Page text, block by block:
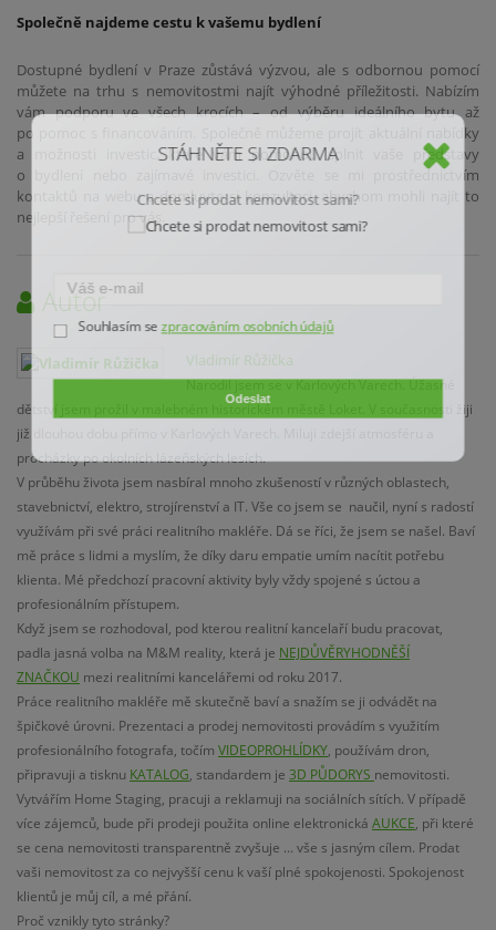
Společně najdeme cestu k vašemu bydlení
Dostupné bydlení v Praze zůstává výzvou, ale s odbornou pomocí
můžete na trhu s nemovitostmi najít výhodné příležitosti. Nabízím
vám podporu ve všech krocích – od výběru ideálního bytu až
po pomoc s financováním. Společně můžeme projít aktuální nabídky
a možnosti investic, které vám pomohou splnit vaše představy
o bydlení nebo zajímavé investici. Ozvěte se mi prostřednictvím
kontaktů na webu a domluvte si konzultaci, abychom mohli najít to
nejlepší řešení pro vás.
Autor
Vladimír Růžička
Narodil jsem se v Karlových Varech. Úžasné
dětství jsem prožil v malebném historickém městě Loket. V současnosti žiji
již dlouhou dobu přímo v Karlových Varech. Miluji zdejší atmosféru a
procházky po okolních lázeňských lesích.
V průběhu života jsem nasbíral mnoho zkušeností v různých oblastech,
stavebnictví, elektro, strojírenství a IT. Vše co jsem se naučil, nyní s radostí
využívám při své práci realitního makléře. Dá se říci, že jsem se našel. Baví
mě práce s lidmi a myslím, že díky daru empatie umím nacítit potřebu
klienta. Mé předchozí pracovní aktivity byly vždy spojené s úctou a
profesionálním přístupem.
Když jsem se rozhodoval, pod kterou realitní kancelaří budu pracovat,
padla jasná volba na M&M reality, která je NEJDŮVĚRYHODNĚŠÍ
ZNAČKOU mezi realitními kancelářemi od roku 2017.
Práce realitního makléře mě skutečně baví a snažím se ji odvádět na
špičkové úrovni. Prezentaci a prodej nemovitosti provádím s využitím
profesionálního fotografa, točím VIDEOPROHLÍDKY , používám dron,
připravuji a tisknu KATALOG , standardem je 3D PŮDORYS nemovitosti.
Vytvářím Home Staging, pracuji a reklamuji na sociálních sítích. V případě
více zájemců, bude při prodeji použita online elektronická AUKCE , při které
se cena nemovitosti transparentně zvyšuje ... vše s jasným cílem. Prodat
vaši nemovitost za co nejvyšší cenu k vaší plné spokojenosti. Spokojenost
klientů je můj cíl, a mé přání.
Proč vznikly tyto stránky?
STÁHNĚTE SI ZDARMA
Chcete si prodat nemovitost sami?
Souhlasím sezpracováním osobních údajů
Odeslat